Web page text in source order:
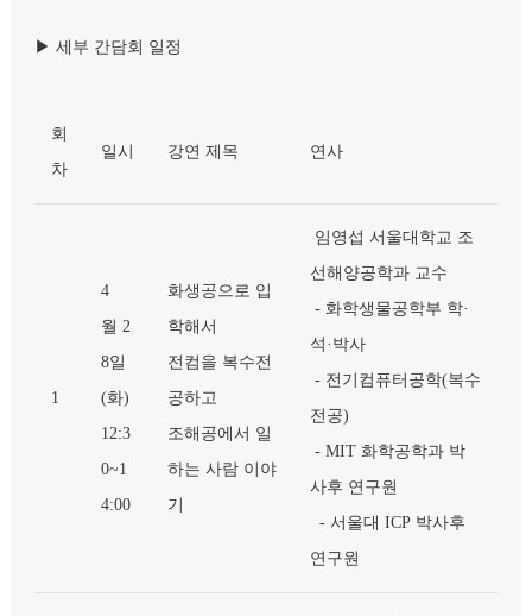
▶ 세부 간담회 일정
회
차
일시 강연 제목 연사
1
4
월 2
8일
(화)
12:3
0~1
4:00
화생공으로 입
학해서
전컴을 복수전
공하고
조해공에서 일
하는 사람 이야
기
임영섭 서울대학교 조
선해양공학과 교수
- 화학생물공학부 학·
석·박사
- 전기컴퓨터공학(복수
전공)
- MIT 화학공학과 박
사후 연구원
- 서울대 ICP 박사후
연구원